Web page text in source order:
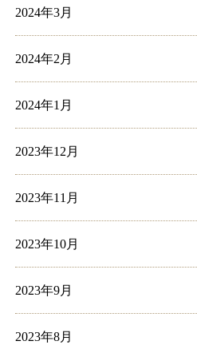
2024年3月
2024年2月
2024年1月
2023年12月
2023年11月
2023年10月
2023年9月
2023年8月